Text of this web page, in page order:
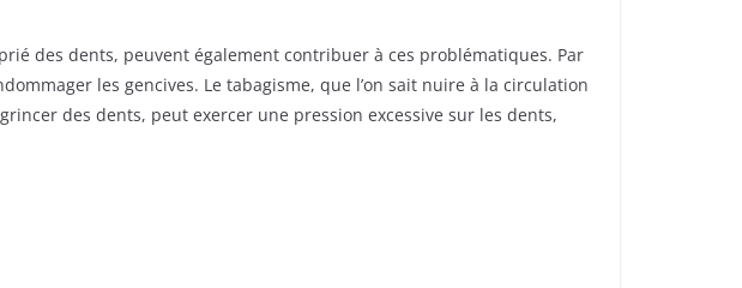
des dents, peuvent également contribuer à ces problématiques. Par
les gencives. Le tabagisme, que l’on sait nuire à la circulation
des dents, peut exercer une pression excessive sur les dents,